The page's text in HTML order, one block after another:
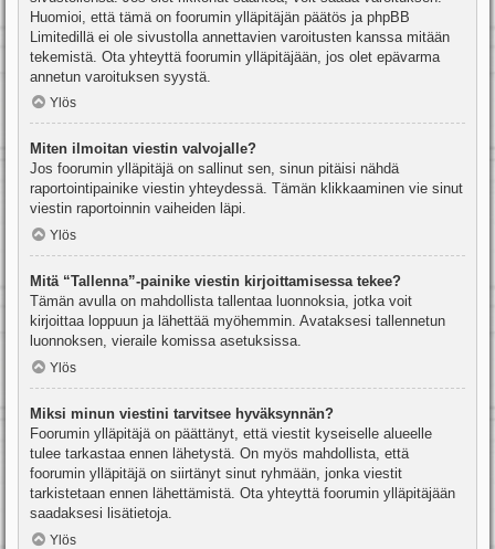
Huomioi, että tämä on foorumin ylläpitäjän päätös ja phpBB
Limitedillä ei ole sivustolla annettavien varoitusten kanssa mitään
tekemistä. Ota yhteyttä foorumin ylläpitäjään, jos olet epävarma
annetun varoituksen syystä.
Ylös
Miten ilmoitan viestin valvojalle?
Jos foorumin ylläpitäjä on sallinut sen, sinun pitäisi nähdä
raportointipainike viestin yhteydessä. Tämän klikkaaminen vie sinut
viestin raportoinnin vaiheiden läpi.
Ylös
Mitä “Tallenna”-painike viestin kirjoittamisessa tekee?
Tämän avulla on mahdollista tallentaa luonnoksia, jotka voit
kirjoittaa loppuun ja lähettää myöhemmin. Avataksesi tallennetun
luonnoksen, vieraile komissa asetuksissa.
Ylös
Miksi minun viestini tarvitsee hyväksynnän?
Foorumin ylläpitäjä on päättänyt, että viestit kyseiselle alueelle
tulee tarkastaa ennen lähetystä. On myös mahdollista, että
foorumin ylläpitäjä on siirtänyt sinut ryhmään, jonka viestit
tarkistetaan ennen lähettämistä. Ota yhteyttä foorumin ylläpitäjään
saadaksesi lisätietoja.
Ylös